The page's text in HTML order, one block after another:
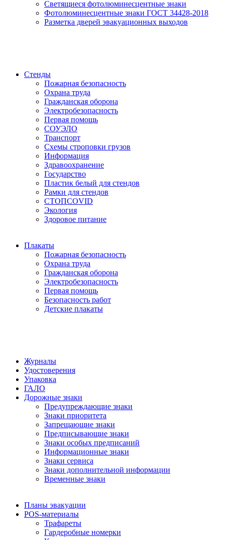
Светящиеся фотолюминесцентные знаки
Фотолюминесцентные знаки ГОСТ 34428-2018
Разметка дверей эвакуационных выходов
Стенды
Пожарная безопасность
Охрана труда
Гражданская оборона
Электробезопасность
Первая помощь
СОУЭЛО
Транспорт
Схемы строповки грузов
Информация
Здравоохранение
Государство
Пластик белый для стендов
Рамки для стендов
СТОПCOVID
Экология
Здоровое питание
Плакаты
Пожарная безопасность
Охрана труда
Гражданская оборона
Электробезопасность
Первая помощь
Безопасность работ
Детские плакаты
Журналы
Удостоверения
Упаковка
ГАЛО
Дорожные знаки
Предупреждающие знаки
Знаки приоритета
Запрещающие знаки
Предписывающие знаки
Знаки особых предписаний
Информационные знаки
Знаки сервиса
Знаки дополнительной информации
Временные знаки
Планы эвакуации
POS-материалы
Трафареты
Гардеробные номерки